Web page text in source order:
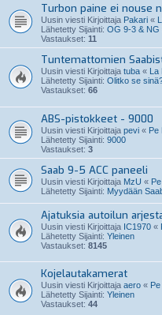
Turbon paine ei nouse
Uusin viesti Kirjoittaja Pakari «
Lähetetty Sijainti: OG 9-3 & NG
Vastaukset: 11
Tuntemattomien
Uusin viesti Kirjoittaja tuba « La
Lähetetty Sijainti: Olitko se
Vastaukset: 66
ABS-pistokkeet - 9000
Uusin viesti Kirjoittaja pevi « Pe
Lähetetty Sijainti: 9000
Vastaukset: 3
Saab 9-5 ACC paneeli
Uusin viesti Kirjoittaja MzU «
Lähetetty Sijainti: Myydään
Ajatuksia autoilun
Uusin viesti Kirjoittaja IC1970 «
Lähetetty Sijainti: Yleinen
Vastaukset: 8145
Kojelautakamerat
Uusin viesti Kirjoittaja aero «
Lähetetty Sijainti: Yleinen
Vastaukset: 44